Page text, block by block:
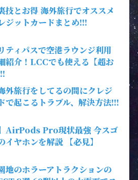
技とお得 海外旅行でオススメ
ジットカードまとめ!!!
ティパスで空港ラウンジ利用
紹介！LCCでも使える【超お
外旅行をしてるの間にクレジ
で起こるトラブル、解決方法!!!
】AirPods Pro現状最強 今スゴ
イヤホンを解説 【必見】
地のホラーアトラクションの